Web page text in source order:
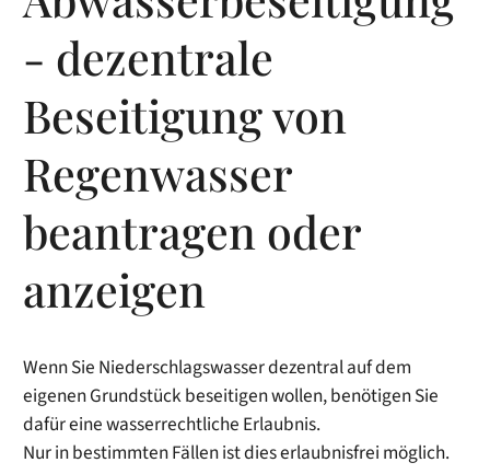
- dezentrale
Beseitigung von
Regenwasser
beantragen oder
anzeigen
Wenn Sie Niederschlagswasser dezentral auf dem
eigenen Grundstück beseitigen wollen, benötigen Sie
dafür eine wasserrechtliche Erlaubnis.
Nur in bestimmten Fällen ist dies erlaubnisfrei möglich.